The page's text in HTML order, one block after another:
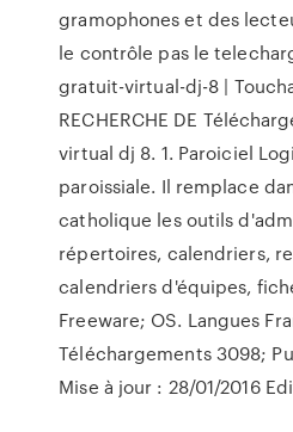
gramophones et des
le contrôle pas le
gratuit-virtual-dj-8 |
RECHERCHE DE
virtual dj 8. 1. Paroiciel
paroissiale. Il remplace
catholique les outils
répertoires, calendriers,
calendriers d'équipes,
Freeware; OS. Langues
Téléchargements 3098;
Mise à jour : 28/01/2016